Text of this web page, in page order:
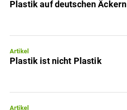
Plastik auf deutschen Äckern
Artikel
Plastik ist nicht Plastik
Artikel